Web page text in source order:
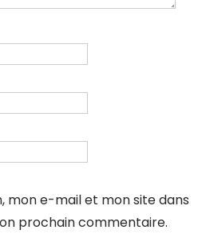
mon e-mail et mon site dans
prochain commentaire.